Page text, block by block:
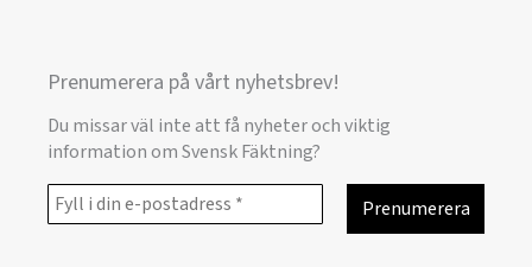
Prenumerera på vårt nyhetsbrev!
Du missar väl inte att få nyheter och viktig
information om Svensk Fäktning?